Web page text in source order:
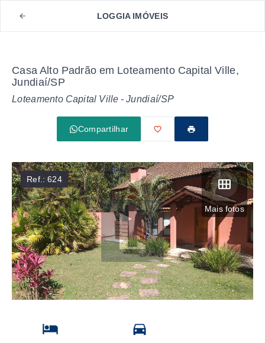
LOGGIA IMÓVEIS
Casa Alto Padrão em Loteamento Capital Ville,
Jundiaí/SP
Loteamento Capital Ville - Jundiaí/SP
Compartilhar
Mais fotos
Ref.:624